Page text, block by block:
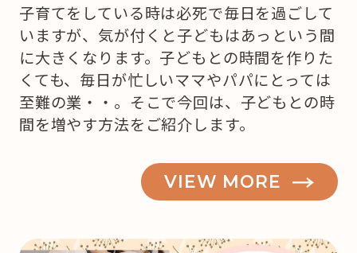
子育てをしている時は必死で毎日を過ごして
いますが、気が付くと子どもはあっという間
に大きくなります。子どもとの時間を作りた
くても、毎日が忙しいママやパパにとっては
至難の業・・。そこで今回は、子どもとの時
間を増やす方法をご紹介します。
VIEW MORE